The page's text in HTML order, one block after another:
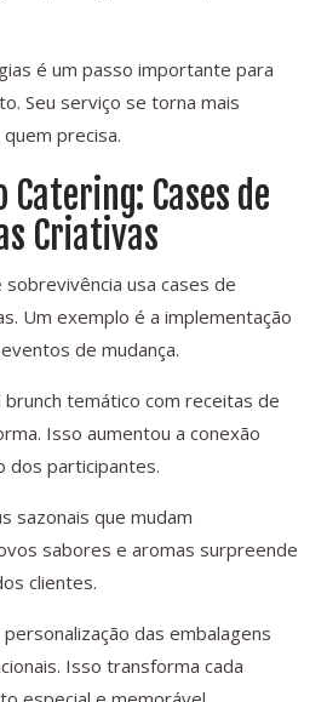
é um passo importante para
Seu serviço se torna mais
precisa.
Catering: Cases de
Criativas
usa cases de
Um exemplo é a implementação
de mudança.
temático com receitas de
Isso aumentou a conexão
dos participantes.
sazonais que mudam
sabores e aromas surpreende
clientes.
das embalagens
Isso transforma cada